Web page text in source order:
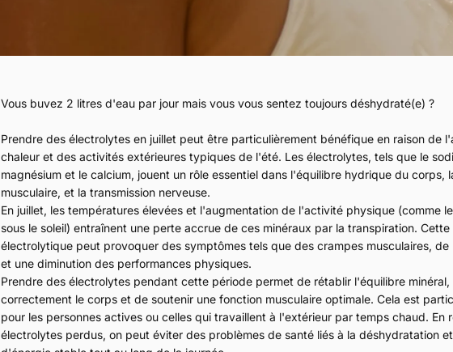
Vous buvez 2 litres d'eau par jour mais vous vous sentez toujours déshydraté(e) ?
Prendre des électrolytes en juillet peut être particulièrement bénéfique en raison de
chaleur et des activités extérieures typiques de l'été. Les électrolytes, tels que le
magnésium et le calcium, jouent un rôle essentiel dans l'équilibre hydrique du corps,
musculaire, et la transmission nerveuse.
En juillet, les températures élevées et l'augmentation de l'activité physique (comme
sous le soleil) entraînent une perte accrue de ces minéraux par la transpiration.
électrolytique peut provoquer des symptômes tels que des crampes musculaires,
et une diminution des performances physiques.
Prendre des électrolytes pendant cette période permet de rétablir l'équilibre
correctement le corps et de soutenir une fonction musculaire optimale. Cela est
pour les personnes actives ou celles qui travaillent à l'extérieur par temps chaud. En
électrolytes perdus, on peut éviter des problèmes de santé liés à la déshydratation